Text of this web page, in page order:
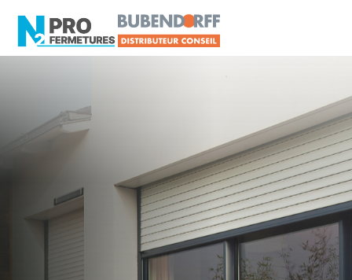
Distributeur en volets
roulants Somfy
Boussay
Artisan, Menuisier, TPE ou PME proche de